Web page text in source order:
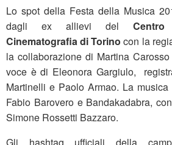
Lo spot della Festa della Musica
dagli ex allievi del
Cinematografia di Torino con la
la collaborazione di Martina
voce è di Eleonora Gargiulo,
Martinelli e Paolo Armao. La
Fabio Barovero e Bandakadabra,
Simone Rossetti Bazzaro.